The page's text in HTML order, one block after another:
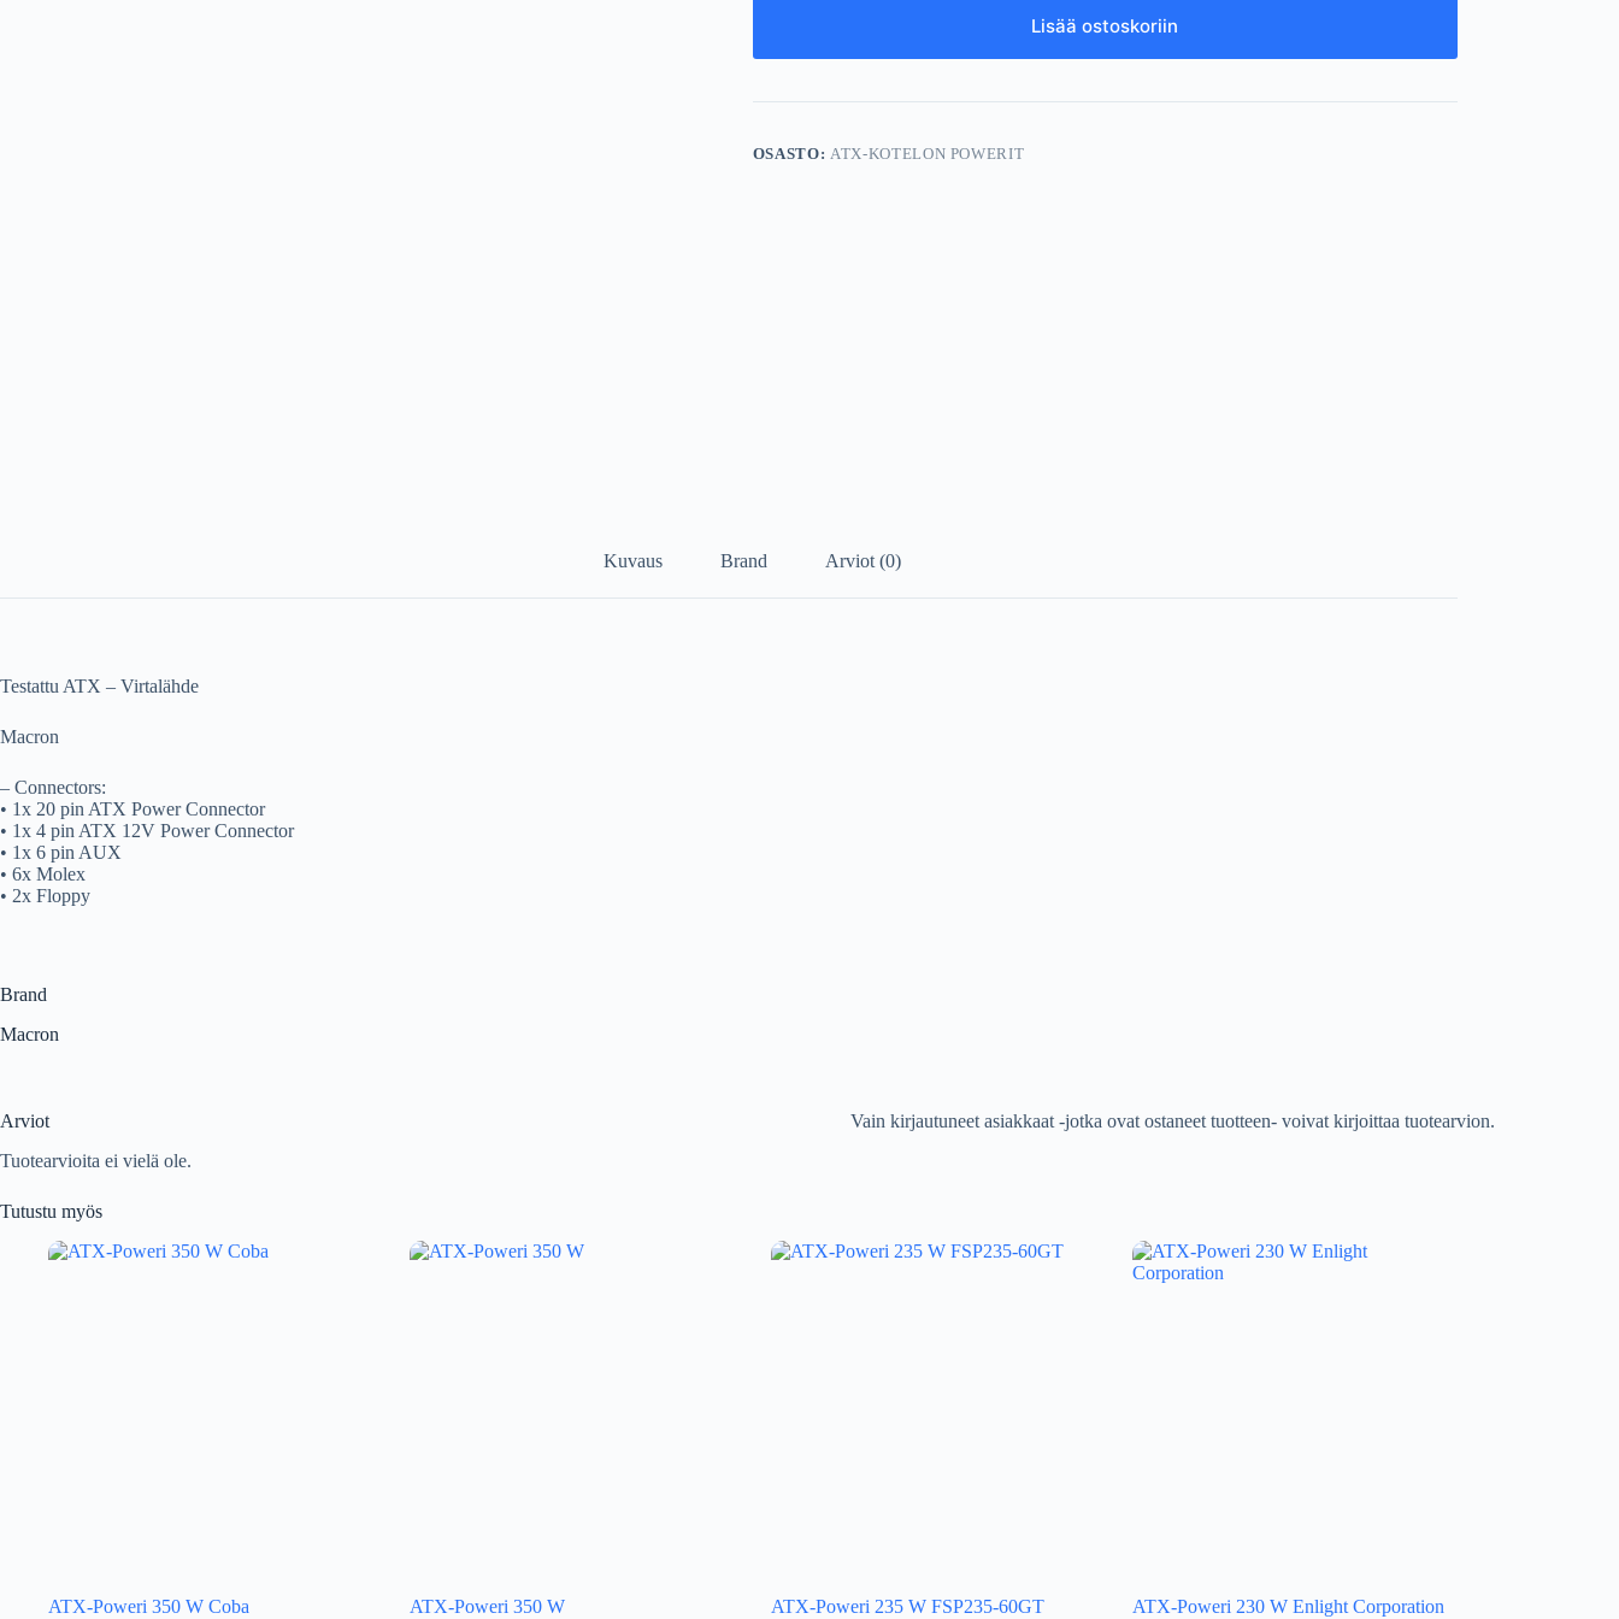
Lisää ostoskoriin
OSASTO: ATX-KOTELON POWERIT
Kuvaus Brand Arviot (0)
Testattu ATX – Virtalähde
Macron
– Connectors:
• 1x 20 pin ATX Power Connector
• 1x 4 pin ATX 12V Power Connector
• 1x 6 pin AUX
• 6x Molex
• 2x Floppy
Brand
Macron
Arviot
Tuotearvioita ei vielä ole.
Vain kirjautuneet asiakkaat -jotka ovat ostaneet tuotteen- voivat kirjoittaa tuotearvion.
Tutustu myös
ATX-Poweri 350 W Coba ATX-Poweri 350 W ATX-Poweri 235 W FSP235-60GT ATX-Poweri 230 W Enlight Corporation